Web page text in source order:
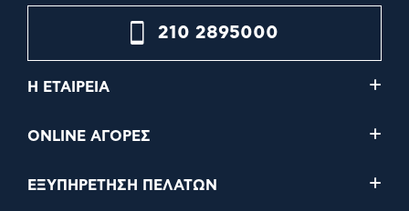
210 2895000
Η ΕΤΑΙΡΕΙΑ
ONLINE ΑΓΟΡΕΣ
ΕΞΥΠΗΡΕΤΗΣΗ ΠΕΛΑΤΩΝ